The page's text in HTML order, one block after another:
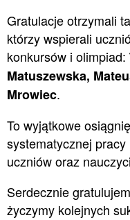
Gratulacje otrzymali
którzy wspierali
konkursów i olimpiad:
Matuszewska,
Mrowiec.
To wyjątkowe
systematycznej
uczniów oraz
Serdecznie
życzymy kolejnych